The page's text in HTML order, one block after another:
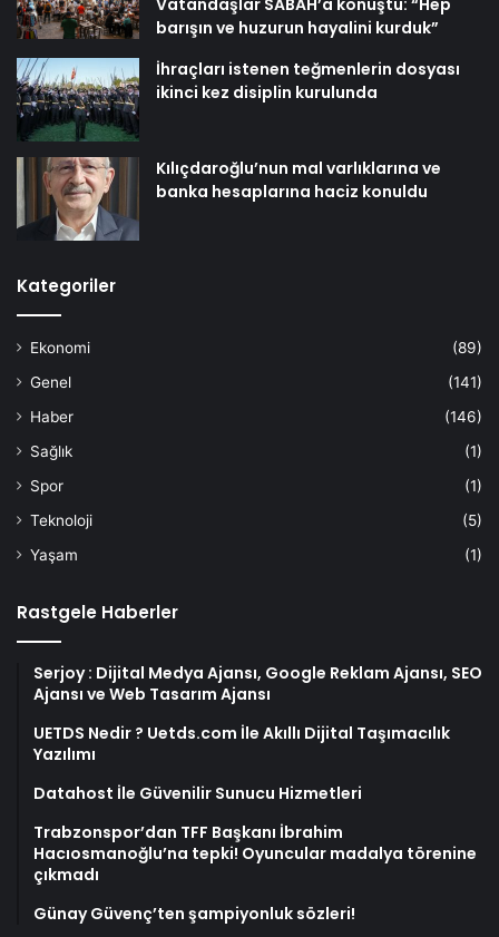
Vatandaşlar SABAH’a konuştu: “Hep
barışın ve huzurun hayalini kurduk”
İhraçları istenen teğmenlerin dosyası
ikinci kez disiplin kurulunda
Kılıçdaroğlu’nun mal varlıklarına ve
banka hesaplarına haciz konuldu
Kategoriler
Ekonomi
(89)
Genel
(141)
Haber
(146)
Sağlık
(1)
Spor
(1)
Teknoloji
(5)
Yaşam
(1)
Rastgele Haberler
Serjoy : Dijital Medya Ajansı, Google Reklam Ajansı, SEO
Ajansı ve Web Tasarım Ajansı
UETDS Nedir ? Uetds.com İle Akıllı Dijital Taşımacılık
Yazılımı
Datahost İle Güvenilir Sunucu Hizmetleri
Trabzonspor’dan TFF Başkanı İbrahim
Hacıosmanoğlu’na tepki! Oyuncular madalya törenine
çıkmadı
Günay Güvenç’ten şampiyonluk sözleri!